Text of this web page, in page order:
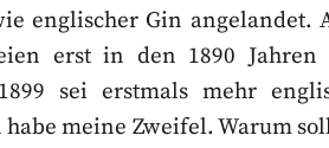
englischer Gin angelandet.
erst in den 1890 Jahren
sei erstmals mehr
habe meine Zweifel. Warum